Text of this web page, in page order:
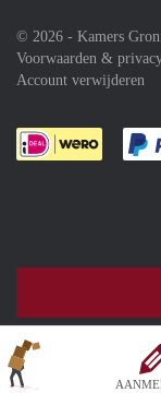
© 2026 - Kamers
Voorwaarden &
Account verwijderen